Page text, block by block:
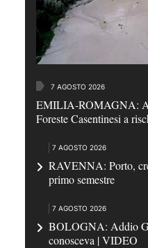
7 AGOSTO 2026
EMILIA-ROMAGNA:
Foreste Casentinesi a
7 AGOSTO 2026
RAVENNA: Porto,
primo semestre
7 AGOSTO 2026
BOLOGNA: Addio
conosceva | VIDEO